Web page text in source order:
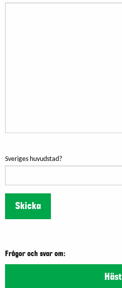
Sveriges huvudstad?
Frågor och svar om:
Häst